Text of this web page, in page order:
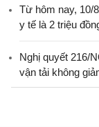
Từ hôm nay, 10/
y tế là 2 triệu
Nghị quyết 216/
vận tải không